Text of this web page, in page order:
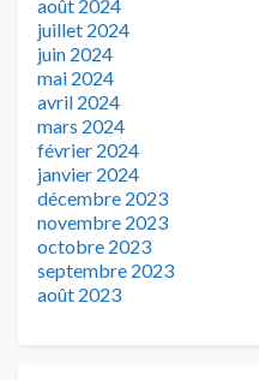
août 2024
juillet 2024
juin 2024
mai 2024
avril 2024
mars 2024
février 2024
janvier 2024
décembre 2023
novembre 2023
octobre 2023
septembre 2023
août 2023